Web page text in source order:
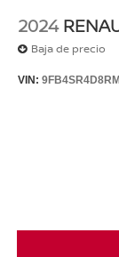
2024
Baja de precio
VIN: